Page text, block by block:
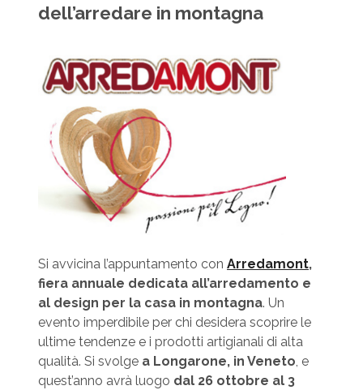
dell’arredare in montagna
Si avvicina l’appuntamento con Arredamont,
fiera annuale dedicata all’arredamento e
al design per la casa in montagna. Un
evento imperdibile per chi desidera scoprire le
ultime tendenze e i prodotti artigianali di alta
qualità. Si svolge a Longarone, in Veneto, e
quest’anno avrà luogo dal 26 ottobre al 3